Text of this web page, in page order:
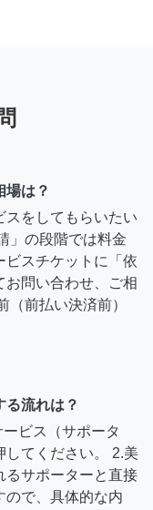
場は？
スをしてもらいたい
」の段階では料金
ビスチケットに「依
お問い合わせ、ご相
前払い決済前）
る流れは？
ビス（サポータ
してください。 2.美
るサポーターと直接
ので、具体的な内